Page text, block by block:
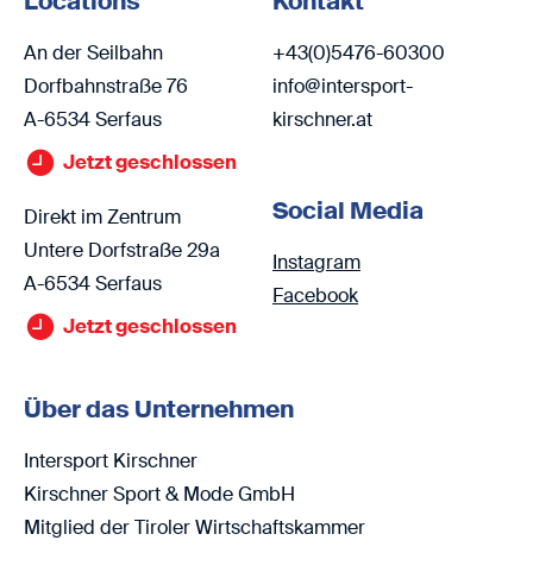
An der Seilbahn
Dorfbahnstraße 76
A-6534 Serfaus
Jetzt geschlossen
Direkt im Zentrum
Untere Dorfstraße 29a
A-6534 Serfaus
Jetzt geschlossen
+43(0)5476-60300
info@intersport-
kirschner.at
Social Media
Instagram
Facebook
Über das Unternehmen
Intersport Kirschner
Kirschner Sport & Mode GmbH
Mitglied der Tiroler Wirtschaftskammer